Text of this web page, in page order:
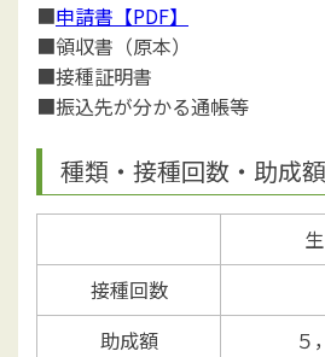
■申請書【PDF】
■領収書（原本）
■接種証明書
■振込先が分かる通帳等
種類・接種回数・助成額
接種回数
助成額
５